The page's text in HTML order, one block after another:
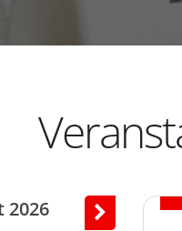
2026 Nächste